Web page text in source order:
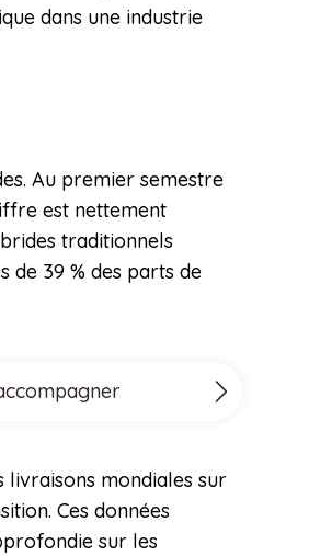
dans une industrie
Au premier semestre
est nettement
traditionnels
de 39 % des parts de
livraisons mondiales sur
Ces données
sur les